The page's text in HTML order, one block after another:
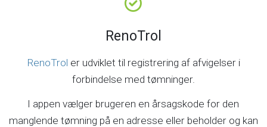
RenoTrol
RenoTrol er udviklet til registrering af afvigelser i
forbindelse med tømninger.
I appen vælger brugeren en årsagskode for den
manglende tømning på en adresse eller beholder og kan